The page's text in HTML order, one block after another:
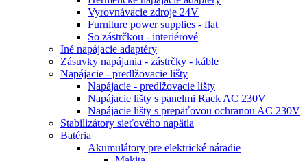
Vyrovnávacie zdroje 24V
Furniture power supplies - flat
So zástrčkou - interiérové
Iné napájacie adaptéry
Zásuvky napájania - zástrčky - káble
Napájacie - predlžovacie lišty
Napájacie - predlžovacie lišty
Napájacie lišty s panelmi Rack AC 230V
Napájacie lišty s prepäťovou ochranou AC 230V
Stabilizátory sieťového napätia
Batéria
Akumulátory pre elektrické náradie